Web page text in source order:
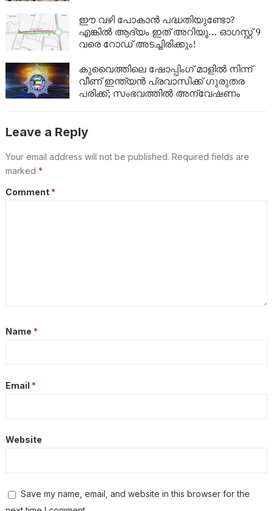
ഈ വഴി പോകാൻ പദ്ധതിയുണ്ടോ?
എങ്കിൽ ആദ്യം ഇത് അറിയൂ… ഓഗസ്റ്റ് 9
വരെ റോഡ് അടച്ചിരിക്കും!
കുവൈത്തിലെ ഷോപ്പിംഗ് മാളിൽ നിന്ന്
വീണ് ഇന്ത്യൻ പ്രവാസിക്ക് ഗുരുതര
പരിക്ക്; സംഭവത്തിൽ അന്വേഷണം
Leave a Reply
Your email address will not be published. Required fields are
marked *
Comment *
Name *
Email *
Website
Save my name, email, and website in this browser for the